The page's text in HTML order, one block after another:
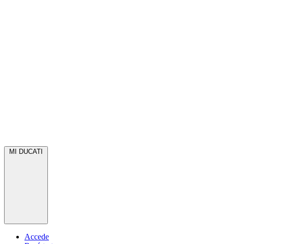
MI DUCATI
Accede